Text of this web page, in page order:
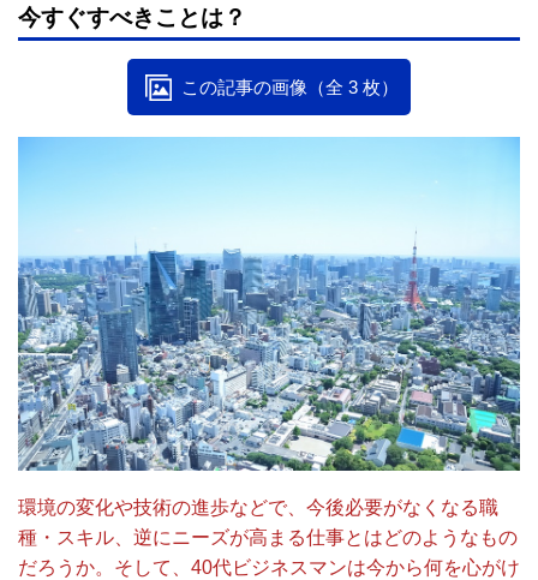
今すぐすべきことは？
この記事の画像（全 3 枚）
環境の変化や技術の進歩などで、今後必要がなくなる職
種・スキル、逆にニーズが高まる仕事とはどのようなもの
だろうか。そして、40代ビジネスマンは今から何を心がけ